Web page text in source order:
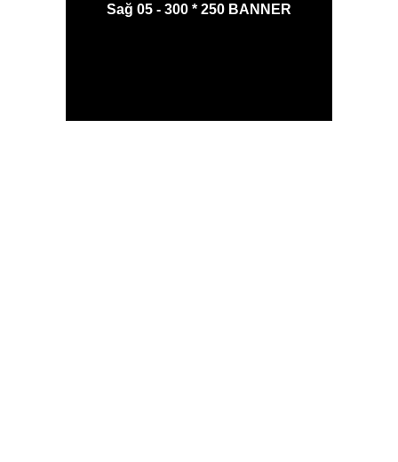
Sağ 05 - 300 * 250 BANNER